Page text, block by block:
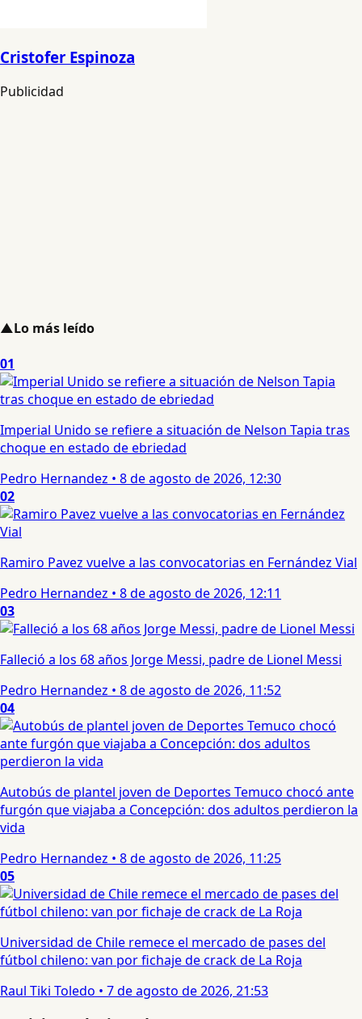
Cristofer Espinoza
Publicidad
▲Lo más leído
01
Imperial Unido se refiere a situación de Nelson Tapia tras
choque en estado de ebriedad
Pedro Hernandez • 8 de agosto de 2026, 12:30
02
Ramiro Pavez vuelve a las convocatorias en Fernández Vial
Pedro Hernandez • 8 de agosto de 2026, 12:11
03
Falleció a los 68 años Jorge Messi, padre de Lionel Messi
Pedro Hernandez • 8 de agosto de 2026, 11:52
04
Autobús de plantel joven de Deportes Temuco chocó ante
furgón que viajaba a Concepción: dos adultos perdieron la
vida
Pedro Hernandez • 8 de agosto de 2026, 11:25
05
Universidad de Chile remece el mercado de pases del
fútbol chileno: van por fichaje de crack de La Roja
Raul Tiki Toledo • 7 de agosto de 2026, 21:53